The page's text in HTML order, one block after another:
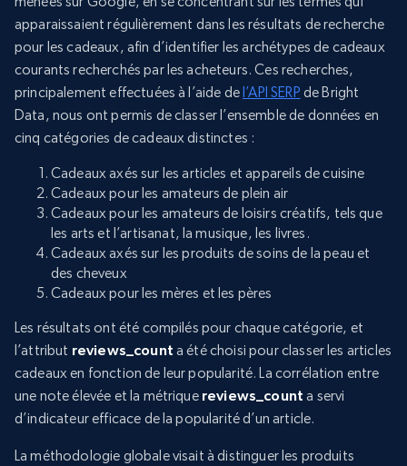
apparaissaient régulièrement dans les résultats de recherche
pour les cadeaux, afin d’identifier les archétypes de cadeaux
courants recherchés par les acheteurs. Ces recherches,
principalement effectuées à l’aide de l’API SERP de Bright
Data, nous ont permis de classer l’ensemble de données en
cinq catégories de cadeaux distinctes :
Cadeaux axés sur les articles et appareils de cuisine
Cadeaux pour les amateurs de plein air
Cadeaux pour les amateurs de loisirs créatifs, tels que
les arts et l’artisanat, la musique, les livres.
Cadeaux axés sur les produits de soins de la peau et
des cheveux
Cadeaux pour les mères et les pères
Les résultats ont été compilés pour chaque catégorie, et
l’attribut reviews_count a été choisi pour classer les articles
cadeaux en fonction de leur popularité. La corrélation entre
une note élevée et la métrique reviews_count a servi
d’indicateur efficace de la popularité d’un article.
La méthodologie globale visait à distinguer les produits